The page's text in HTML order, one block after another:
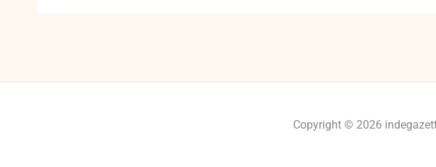
Copyright © 2026